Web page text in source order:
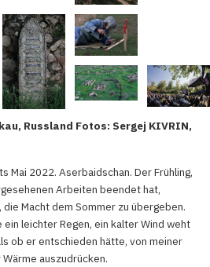
Russland Fotos: Sergej KIVRIN,
Mai 2022. Aserbaidschan. Der Frühling,
Arbeiten beendet hat,
Macht dem Sommer zu übergeben.
ein leichter Regen, ein kalter Wind weht
ob er entschieden hätte, von meiner
auszudrücken.